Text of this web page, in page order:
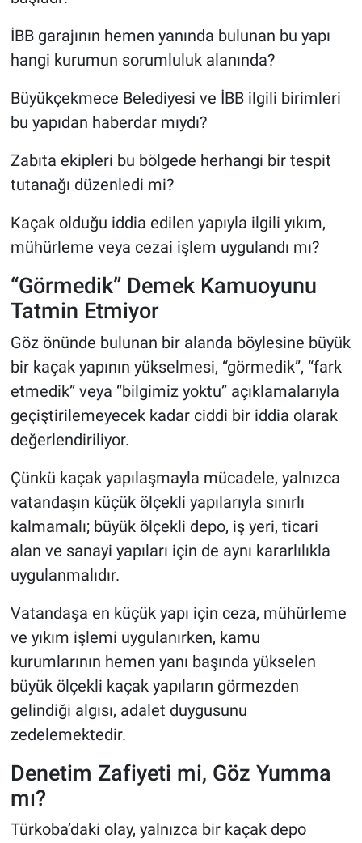
İBB garajının hemen yanında bulunan bu yapı
hangi kurumun sorumluluk alanında?
Büyükçekmece Belediyesi ve İBB ilgili birimleri
bu yapıdan haberdar mıydı?
Zabıta ekipleri bu bölgede herhangi bir tespit
tutanağı düzenledi mi?
Kaçak olduğu iddia edilen yapıyla ilgili yıkım,
mühürleme veya cezai işlem uygulandı mı?
“Görmedik” Demek Kamuoyunu
Tatmin Etmiyor
Göz önünde bulunan bir alanda böylesine büyük
bir kaçak yapının yükselmesi, “görmedik”, “fark
etmedik” veya “bilgimiz yoktu” açıklamalarıyla
geçiştirilemeyecek kadar ciddi bir iddia olarak
değerlendiriliyor.
Çünkü kaçak yapılaşmayla mücadele, yalnızca
vatandaşın küçük ölçekli yapılarıyla sınırlı
kalmamalı; büyük ölçekli depo, iş yeri, ticari
alan ve sanayi yapıları için de aynı kararlılıkla
uygulanmalıdır.
Vatandaşa en küçük yapı için ceza, mühürleme
ve yıkım işlemi uygulanırken, kamu
kurumlarının hemen yanı başında yükselen
büyük ölçekli kaçak yapıların görmezden
gelindiği algısı, adalet duygusunu
zedelemektedir.
Denetim Zafiyeti mi, Göz Yumma
mı?
Türkoba’daki olay, yalnızca bir kaçak depo